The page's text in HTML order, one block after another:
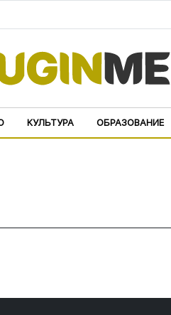
КУЛЬТУРА ОБРАЗОВАНИЕ